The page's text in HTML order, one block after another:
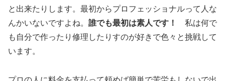
と出来たりします。最初からプロフェッショナルって人な
んかいないですよね。 誰でも最初は素人です！
私は何で
も自分で作ったり修理したりすのが好きで色々と挑戦して
います。